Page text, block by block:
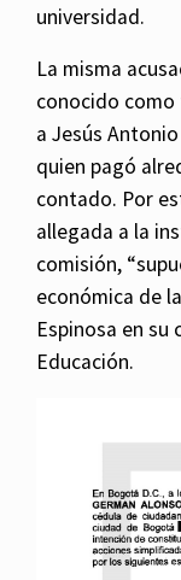
universidad.
La misma
conocido
a Jesús
quien pagó
contado. Por
allegada a la
comisión,
económica de
Espinosa en
Educación.